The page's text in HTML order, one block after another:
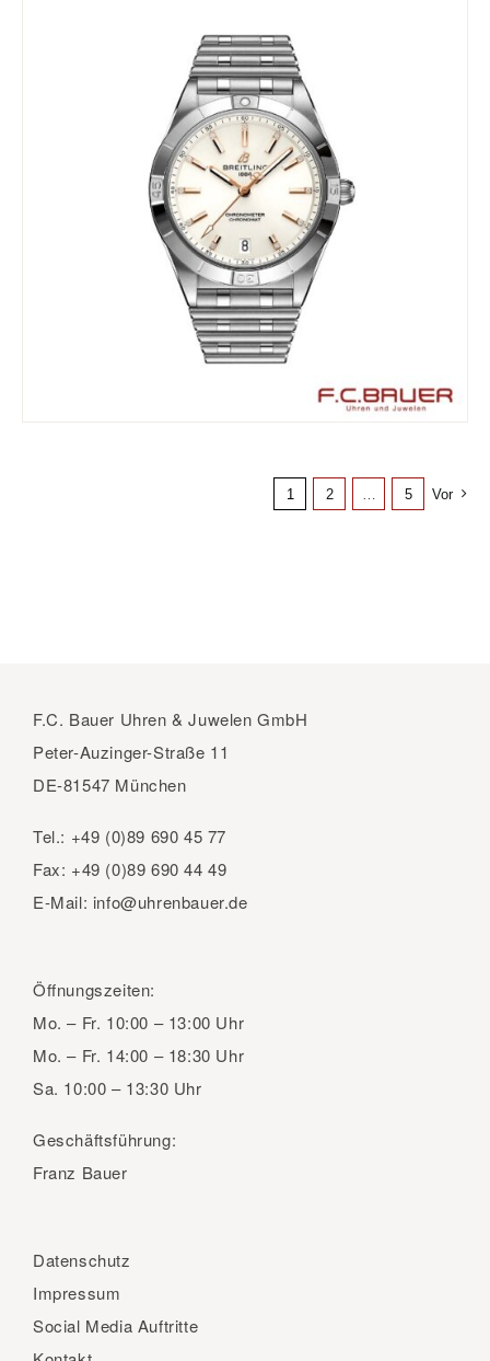
1 2 5 Vor
F.C. Bauer Uhren & Juwelen GmbH
Peter-Auzinger-Straße 11
DE-81547 München
Tel.: +49 (0)89 690 45 77
Fax: +49 (0)89 690 44 49
E-Mail: info@uhrenbauer.de
Öffnungszeiten:
Mo. – Fr. 10:00 – 13:00 Uhr
Mo. – Fr. 14:00 – 18:30 Uhr
Sa. 10:00 – 13:30 Uhr
Geschäftsführung:
Franz Bauer
Datenschutz
Impressum
Social Media Auftritte